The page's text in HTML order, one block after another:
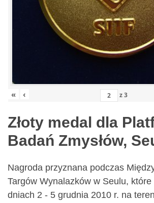
« ‹ z3
Złoty medal dla
Badań Zmysłów,
Nagroda przyznana podczas
Targów Wynalazków w Seulu, które
dniach 2 - 5 grudnia 2010 r. na